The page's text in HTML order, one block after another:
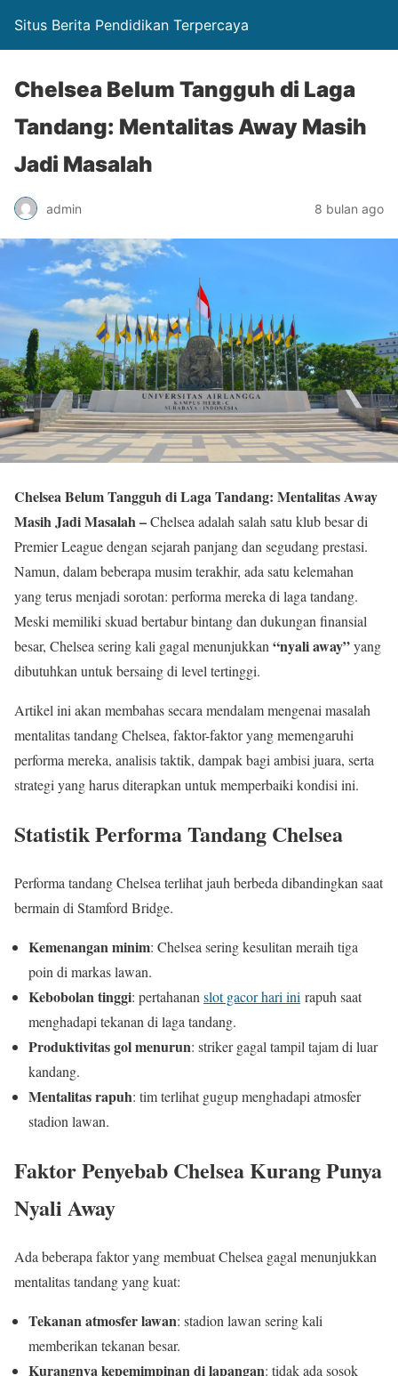
Situs Berita Pendidikan Terpercaya
Chelsea Belum Tangguh di Laga
Tandang: Mentalitas Away Masih
Jadi Masalah
admin 8 bulan ago
Chelsea Belum Tangguh di Laga Tandang: Mentalitas Away
Masih Jadi Masalah –Chelsea adalah salah satu klub besar di
Premier League dengan sejarah panjang dan segudang prestasi.
Namun, dalam beberapa musim terakhir, ada satu kelemahan
yang terus menjadi sorotan: performa mereka di laga tandang.
Meski memiliki skuad bertabur bintang dan dukungan finansial
besar, Chelsea sering kali gagal menunjukkan “nyali away”yang
dibutuhkan untuk bersaing di level tertinggi.
Artikel ini akan membahas secara mendalam mengenai masalah
mentalitas tandang Chelsea, faktor-faktor yang memengaruhi
performa mereka, analisis taktik, dampak bagi ambisi juara, serta
strategi yang harus diterapkan untuk memperbaiki kondisi ini.
Statistik Performa Tandang Chelsea
Performa tandang Chelsea terlihat jauh berbeda dibandingkan saat
bermain di Stamford Bridge.
Kemenangan minim: Chelsea sering kesulitan meraih tiga
poin di markas lawan.
Kebobolan tinggi: pertahanan slot gacor hari ini rapuh saat
menghadapi tekanan di laga tandang.
Produktivitas gol menurun: striker gagal tampil tajam di luar
kandang.
Mentalitas rapuh: tim terlihat gugup menghadapi atmosfer
stadion lawan.
Faktor Penyebab Chelsea Kurang Punya
Nyali Away
Ada beberapa faktor yang membuat Chelsea gagal menunjukkan
mentalitas tandang yang kuat:
Tekanan atmosfer lawan: stadion lawan sering kali
memberikan tekanan besar.
Kurangnya kepemimpinan di lapangan: tidak ada sosok